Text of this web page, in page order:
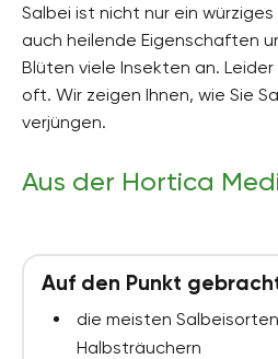
Salbei ist nicht nur ein
auch heilende Eigenschaften
Blüten viele Insekten an.
oft. Wir zeigen Ihnen, wie Sie
verjüngen.
Aus der Hortica
Auf den Punkt
die meisten
Halbsträuchern